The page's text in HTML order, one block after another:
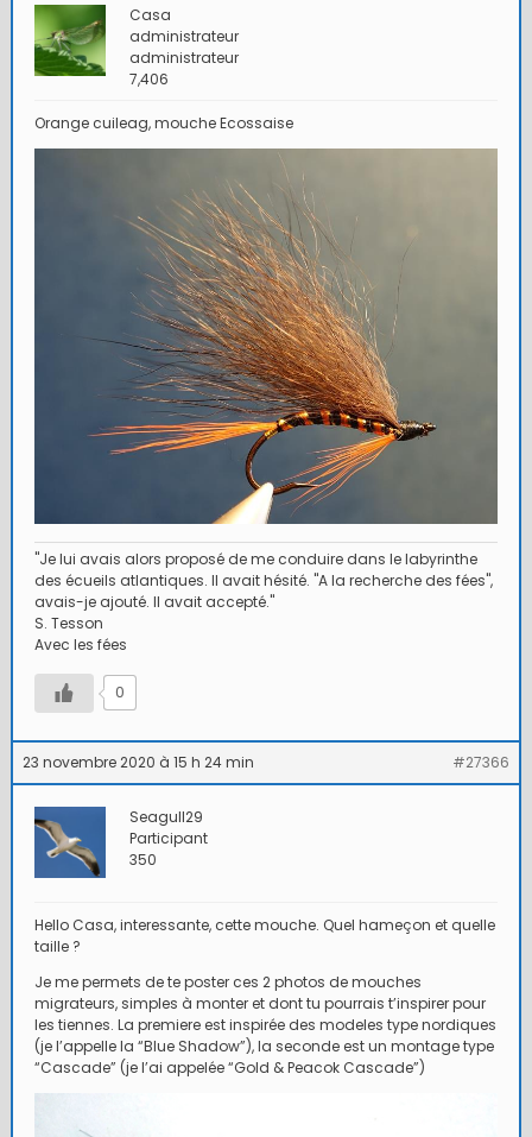
Casa
administrateur
administrateur
7,406
Orange cuileag, mouche Ecossaise
"Je lui avais alors proposé de me conduire dans le labyrinthe
des écueils atlantiques. Il avait hésité. "A la recherche des fées",
avais-je ajouté. Il avait accepté."
S. Tesson
Avec les fées
0
23 novembre 2020 à 15 h 24 min #27366
Seagull29
Participant
350
Hello Casa, interessante, cette mouche. Quel hameçon et quelle
taille ?
Je me permets de te poster ces 2 photos de mouches
migrateurs, simples à monter et dont tu pourrais t’inspirer pour
les tiennes. La premiere est inspirée des modeles type nordiques
(je l’appelle la “Blue Shadow”), la seconde est un montage type
“Cascade” (je l’ai appelée “Gold & Peacok Cascade”)